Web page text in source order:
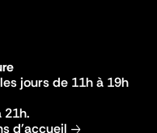
jours de 11h à 19h
21h.
d'accueil